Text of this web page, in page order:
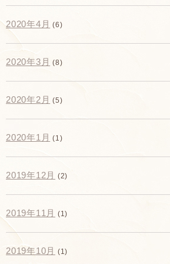
2020年4月 (6)
2020年3月 (8)
2020年2月 (5)
2020年1月 (1)
2019年12月 (2)
2019年11月 (1)
2019年10月 (1)